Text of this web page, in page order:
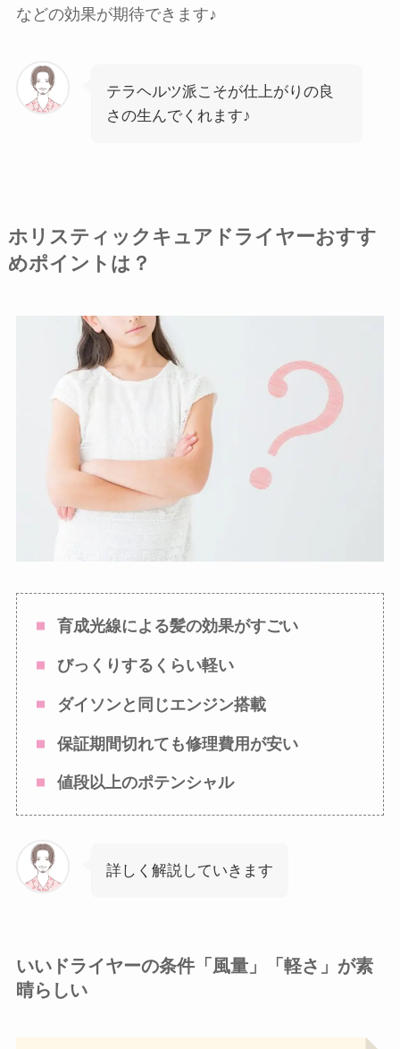
などの効果が期待できます♪
テラヘルツ派こそが仕上がりの良
さの生んでくれます♪
ホリスティックキュアドライヤーおすす
めポイントは？
育成光線による髪の効果がすごい
びっくりするくらい軽い
ダイソンと同じエンジン搭載
保証期間切れても修理費用が安い
値段以上のポテンシャル
詳しく解説していきます
いいドライヤーの条件「風量」「軽さ」が素
晴らしい